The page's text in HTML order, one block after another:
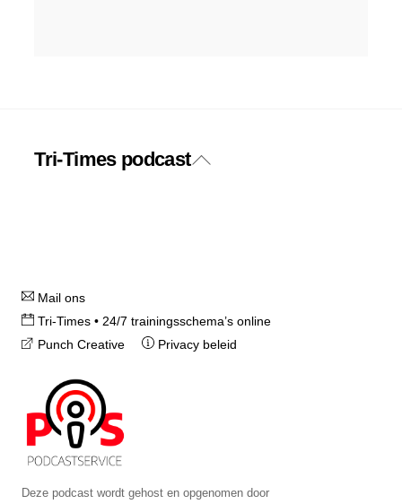
Back
Tri-Times podcastTwitter
Mail ons
Tri-Times • 24/7 trainingsschema’s online
Punch Creative
Privacy beleid
Deze podcast wordt gehost en opgenomen door